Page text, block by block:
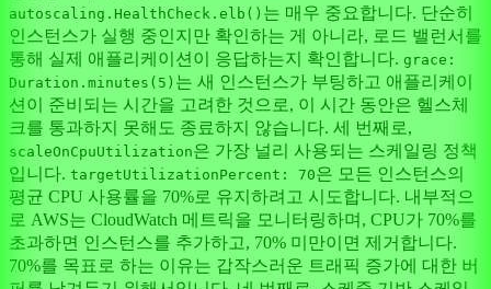
autoscaling.HealthCheck.elb() 는 매우 중요합니다. 단순히
인스턴스가 실행 중인지만 확인하는 게 아니라, 로드 밸런서를
통해 실제 애플리케이션이 응답하는지 확인합니다. grace:
Duration.minutes(5) 는 새 인스턴스가 부팅하고 애플리케이
션이 준비되는 시간을 고려한 것으로, 이 시간 동안은 헬스체
크를 통과하지 못해도 종료하지 않습니다. 세 번째로,
scaleOnCpuUtilization은 가장 널리 사용되는 스케일링 정책
입니다. targetUtilizationPercent: 70은 모든 인스턴스의
평균 CPU 사용률을 70%로 유지하려고 시도합니다. 내부적으
로 AWS는 CloudWatch 메트릭을 모니터링하며, CPU가 70%를
초과하면 인스턴스를 추가하고, 70% 미만이면 제거합니다.
70%를 목표로 하는 이유는 갑작스러운 트래픽 증가에 대한 버